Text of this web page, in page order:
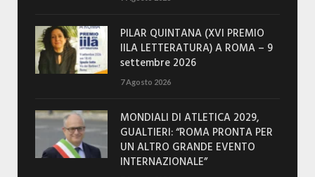
PILAR QUINTANA (XVI PREMIO
IILA LETTERATURA) A ROMA – 9
settembre 2026
7 Agosto 2026
MONDIALI DI ATLETICA 2029,
GUALTIERI: “ROMA PRONTA PER
UN ALTRO GRANDE EVENTO
INTERNAZIONALE”